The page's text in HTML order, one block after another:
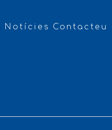
Notícies Contacteu